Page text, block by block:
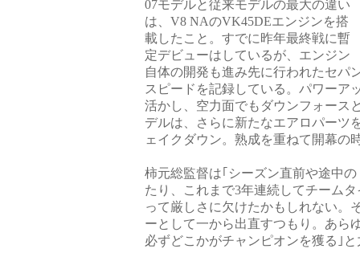
07モデルと従来モデルの最大の違い
は、V8 NAのVK45DEエンジンを搭
載したこと。すでに昨年最終戦に暫
定デビューはしているが、エンジン
自体の開発も進み先に行われたセパ
スピードを記録している。パワーア
活かし、空力面でもダウンフォース
デルは、さらに新たなエアロパーツ
ェイクダウン。熟成を重ねて開幕の
柿元総監督は｢シーズン直前や途中
たり、これまで3年連続してチーム
って厳しさに欠けたかもしれない。
ーとして一から出直すつもり。あら
必ずどこかがチャンピオンを獲る｣